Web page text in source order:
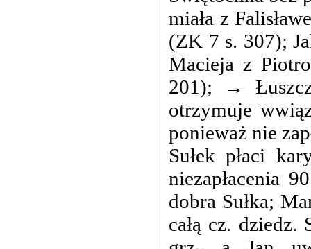
miała z
(ZK 7 s. 307);
Macieja z
201); →
otrzymuje
ponieważ nie
Sułek płaci
niezapłacenia
dobra Sułka;
całą cz.